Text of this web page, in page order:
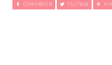
COMPARTIR TUITEAR